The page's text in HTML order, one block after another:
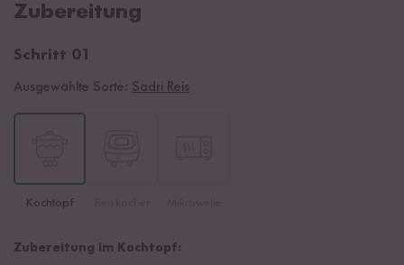
Zubereitung
Schritt 01
Ausgewählte Sorte: Sadri Reis
Kochtopf
Zubereitung im Kochtopf: